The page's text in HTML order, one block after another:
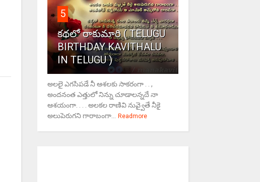
5
కథలో రాకుమారి ( TELUGU
BIRTHDAY KAVITHALU
IN TELUGU )
అలలై ఎగసిపడే నీ ఆశలకు సాకరంగా . . ,
అందనంత ఎత్తులో నిన్ను చూడాలన్నదే నా
ఆశయంగా. . . . అలకల రాణివి నువ్వైతే నీకై
అలుపెరుగని గారాబంగా...
Readmore